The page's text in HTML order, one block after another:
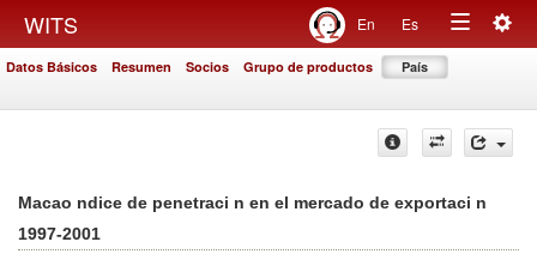
WITS En Es
Toggle
Datos Básicos Resumen Socios Grupo de productos País
Macao ndice de penetraci n en el mercado de exportaci n
1997-2001